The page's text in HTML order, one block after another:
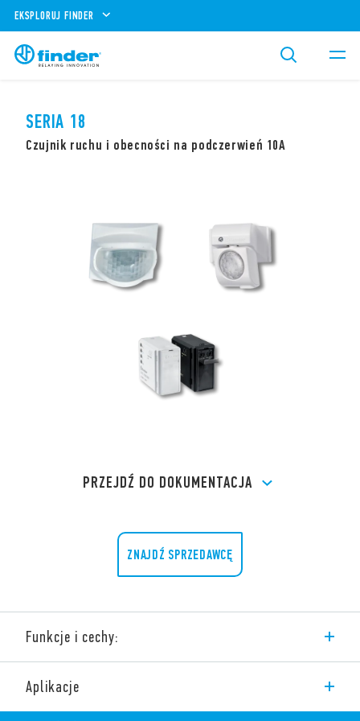
EKSPLORUJ FINDER
SERIA 18
Czujnik ruchu i obecności na podczerwień 10A
PRZEJDŹ DO DOKUMENTACJA
ZNAJDŹ SPRZEDAWCĘ
Funkcje i cechy:
Seria 18 obejmuje gamę czujników ruchu i obecności do
montażu wewnątrz i na zewnątrz obiektów – montaż na ścianie
Aplikacje